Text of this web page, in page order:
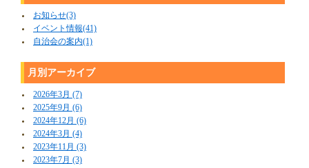
お知らせ(3)
イベント情報(41)
自治会の案内(1)
月別アーカイブ
2026年3月 (7)
2025年9月 (6)
2024年12月 (6)
2024年3月 (4)
2023年11月 (3)
2023年7月 (3)